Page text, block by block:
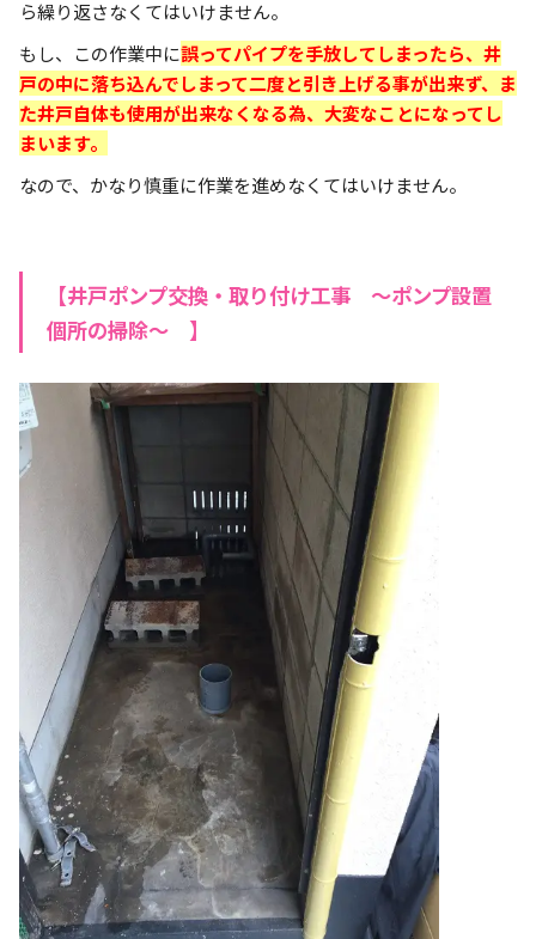
ら繰り返さなくてはいけません。
もし、この作業中に誤ってパイプを手放してしまったら、井
戸の中に落ち込んでしまって二度と引き上げる事が出来ず、ま
た井戸自体も使用が出来なくなる為、大変なことになってし
まいます。
なので、かなり慎重に作業を進めなくてはいけません。
【井戸ポンプ交換・取り付け工事 ～ポンプ設置
個所の掃除～ 】